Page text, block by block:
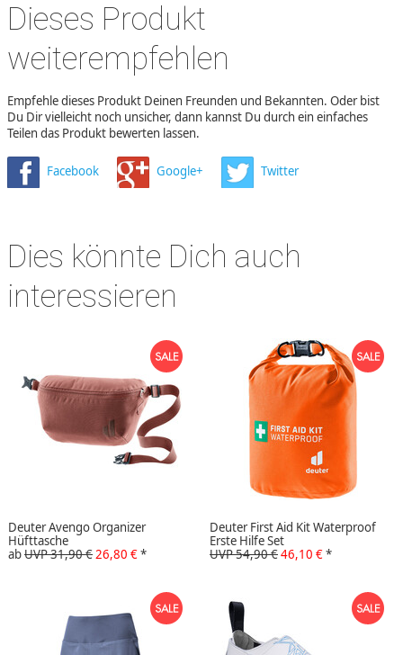
Dieses Produkt
weiterempfehlen
Empfehle dieses Produkt Deinen Freunden und Bekannten. Oder bist
Du Dir vielleicht noch unsicher, dann kannst Du durch ein einfaches
Teilen das Produkt bewerten lassen.
Facebook Google+ Twitter
Dies könnte Dich auch
interessieren
Deuter Avengo Organizer
Hüfttasche
abUVP 31,90 €26,80 €*
Deuter First Aid Kit Waterproof
Erste Hilfe Set
UVP 54,90 €46,10 €*